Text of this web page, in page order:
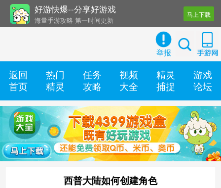
好游快爆--分享好游戏
海量手游攻略 第一时间更新
还有几十款实用辅助工具
马上下载
举报
返回
首页
热门
精灵
任务
攻略
视频
大全
精灵
捕捉
游戏
论坛
西普大陆如何创建角色